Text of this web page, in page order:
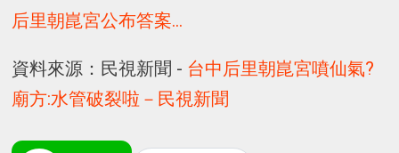
后里朝崑宮公布答案...
資料來源：民視新聞 - 台中后里朝崑宮噴仙氣?
廟方:水管破裂啦－民視新聞